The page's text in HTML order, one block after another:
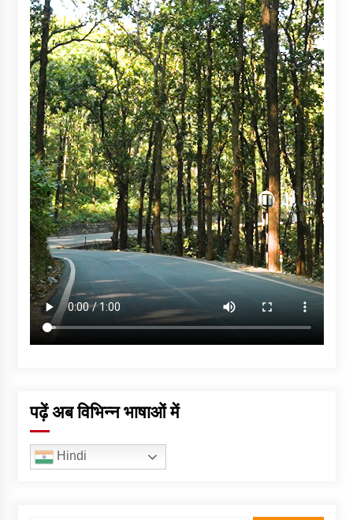
पढ़ें अब विभिन्न भाषाओं में
Hindi